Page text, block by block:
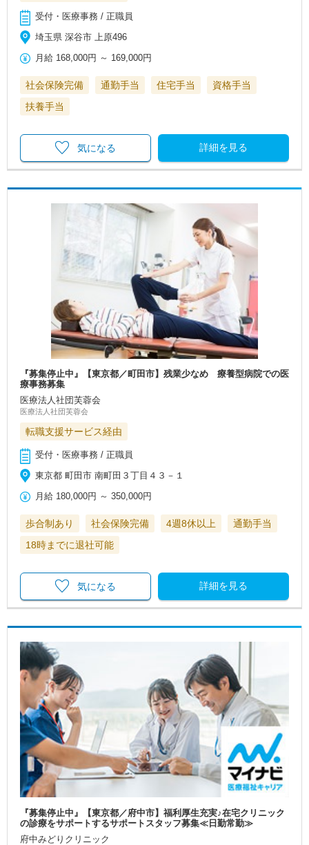
受付・医療事務 / 正職員
埼玉県 深谷市 上原496
月給 168,000円 ～ 169,000円
社会保険完備 通勤手当 住宅手当
資格手当
扶養手当
詳細を見る
気になる
『募集停止中』【東京都／町田市】残業少なめ 療養型病院での医
療事務募集
医療法人社団芙蓉会
医療法人社団芙蓉会
転職支援サービス経由
受付・医療事務 / 正職員
東京都 町田市 南町田３丁目４３－１
月給 180,000円 ～350,000円
歩合制あり 社会保険完備 4週8休以上
通勤手当
18時までに退社可能
詳細を見る
気になる
『募集停止中』【東京都／府中市】福利厚生充実♪在宅クリニック
の診療をサポートするサポートスタッフ募集≪日勤常勤≫
府中みどりクリニック